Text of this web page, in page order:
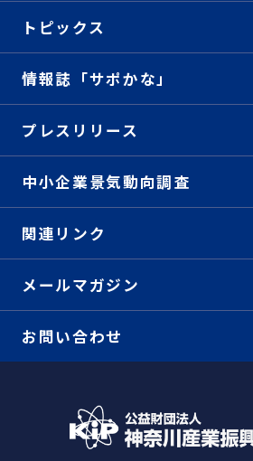
トピックス
情報誌「サポかな」
プレスリリース
中小企業景気動向調査
関連リンク
メールマガジン
お問い合わせ